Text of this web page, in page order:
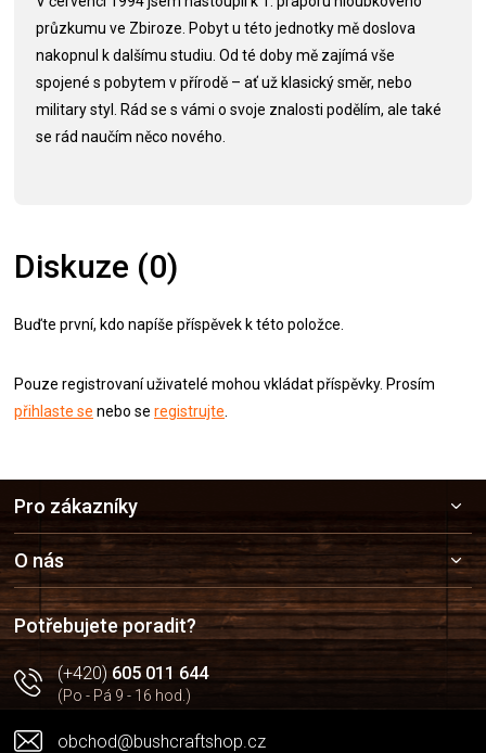
průzkumu ve Zbiroze. Pobyt u této jednotky mě doslova
nakopnul k dalšímu studiu. Od té doby mě zajímá vše
spojené s pobytem v přírodě – ať už klasický směr, nebo
military styl. Rád se s vámi o svoje znalosti podělím, ale také
se rád naučím něco nového.
Diskuze (0)
Buďte první, kdo napíše příspěvek k této položce.
Pouze registrovaní uživatelé mohou vkládat příspěvky. Prosím
přihlaste se nebo se registrujte
a
t
í
Pro zákazníky
O nás
Potřebujete poradit?
(+420)605 011 644
(Po - Pá 9 - 16 hod.)
obchod@bushcraftshop.cz